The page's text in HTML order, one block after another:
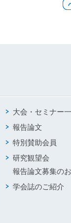
大会・セミナー
報告論文
特別賛助会員
研究観望会
報告論文募集の
学会誌のご紹介